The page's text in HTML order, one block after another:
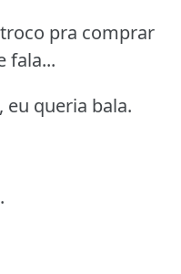
pra comprar
fala...
eu queria bala.